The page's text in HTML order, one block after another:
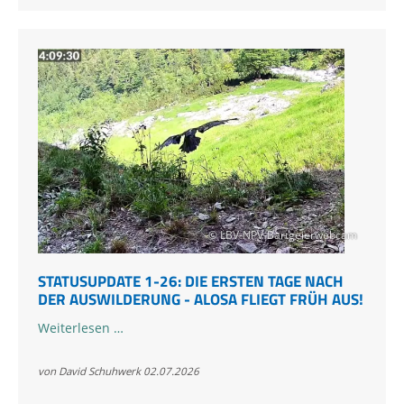
© LBV-NPV-Bartgeierwebcam
STATUSUPDATE 1-26: DIE ERSTEN TAGE NACH
DER AUSWILDERUNG - ALOSA FLIEGT FRÜH AUS!
Weiterlesen …Statusupdate
26:
von David Schuhwerk 02.07.2026